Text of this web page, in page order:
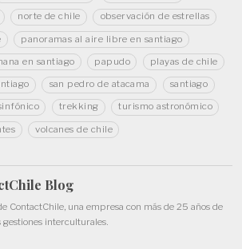
norte de chile observación de estrellas
panoramas al aire libre en santiago
en santiago papudo playas de chile
san pedro de atacama santiago
trekking turismo astronómico
volcanes de chile
Blog
ContactChile, una empresa con más de 25 años de
interculturales.